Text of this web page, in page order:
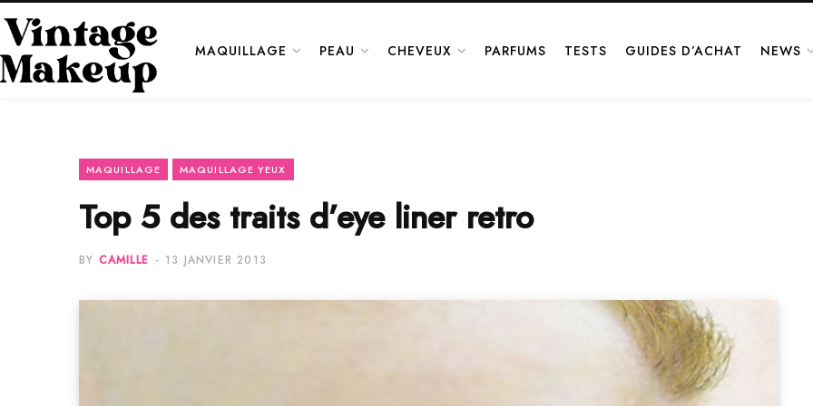
MAQUILLAGE PEAU CHEVEUX PARFUMS TESTS GUIDES D’ACHAT NEWS
MAQUILLAGE MAQUILLAGE YEUX
Top 5 des traits d’eye liner retro
BY CAMILLE 13 JANVIER 2013